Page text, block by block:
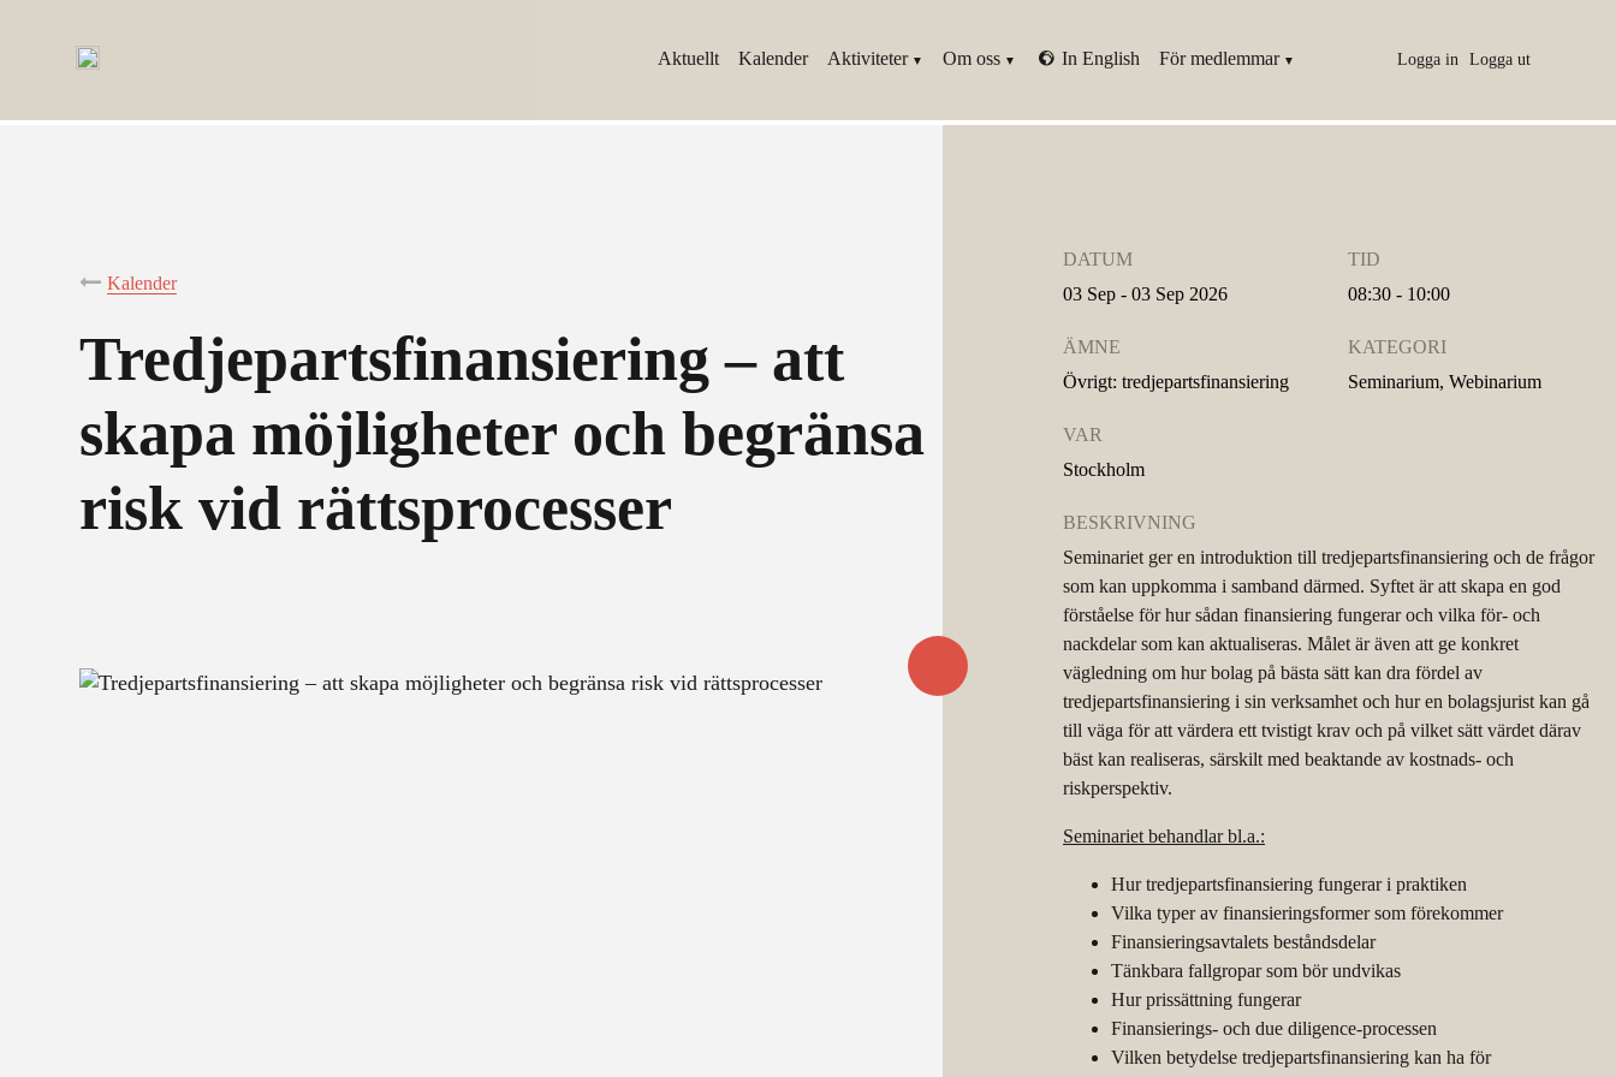
Aktuellt Kalender Aktiviteter Om oss In English För medlemmar Logga in Logga ut
Kalender
Tredjepartsfinansiering – att
skapa möjligheter och begränsa
risk vid rättsprocesser
DATUM
03 Sep - 03 Sep 2026
TID
08:30 - 10:00
ÄMNE
Övrigt: tredjepartsfinansiering
KATEGORI
Seminarium, Webinarium
VAR
Stockholm
BESKRIVNING
Seminariet ger en introduktion till tredjepartsfinansiering och de frågor
som kan uppkomma i samband därmed. Syftet är att skapa en god
förståelse för hur sådan finansiering fungerar och vilka för- och
nackdelar som kan aktualiseras. Målet är även att ge konkret
vägledning om hur bolag på bästa sätt kan dra fördel av
tredjepartsfinansiering i sin verksamhet och hur en bolagsjurist kan gå
till väga för att värdera ett tvistigt krav och på vilket sätt värdet därav
bäst kan realiseras, särskilt med beaktande av kostnads- och
riskperspektiv.
Seminariet behandlar bl.a.:
Hur tredjepartsfinansiering fungerar i praktiken
Vilka typer av finansieringsformer som förekommer
Finansieringsavtalets beståndsdelar
Tänkbara fallgropar som bör undvikas
Hur prissättning fungerar
Finansierings- och due diligence-processen
Vilken betydelse tredjepartsfinansiering kan ha för